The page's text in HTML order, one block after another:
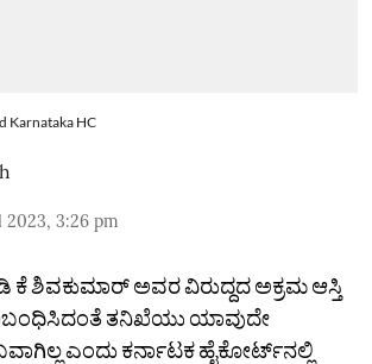
Karnataka HC
2023, 3:26 pm
ಶಿವಕುಮಾರ್‌ ಅವರ ವಿರುದ್ದದ ಅಕ್ರಮ ಆಸ್ತಿ
ತನಿಖೆಯು ಯಾವುದೇ
ಎಂದು ಕರ್ನಾಟಕ ಹೈಕೋರ್ಟ್‌ನಲ್ಲಿ